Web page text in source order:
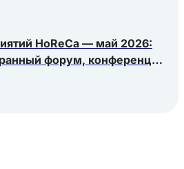
HoReCa — май 2026:
форум, конференция